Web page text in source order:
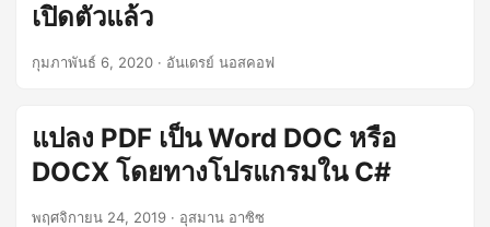
เปิดตัวแล้ว
กุมภาพันธ์ 6, 2020 · อันเดรย์ นอสคอฟ
แปลง PDF เป็น Word DOC หรือ
DOCX โดยทางโปรแกรมใน C#
พฤศจิกายน 24, 2019 · อุสมาน อาซิซ